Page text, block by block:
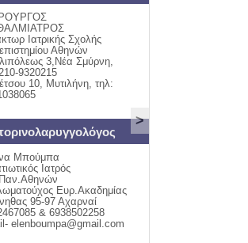
>
ΤΡΑΥΜΑΤΟΛΟΓΟΣ
ΚΑΒΕΤΣΟΥ 32
ΤΗΛ:22510-55711
ΕΝΔΟΚΡΙΝΟΛΟΓΟΣ - ΔΙΑΒΗΤΟΛΟΓΟΣ
ΜΟΥΦΛΟΥΖΕΛΛΗΣ
Διαβήτης 1,2&Κυήσεως
Οστεοπόρωση Διαταραχές
Έμμηνου Ρύσεως
ΚΑΒΕΤΣΟΥ 32 ΜΥΤΙΛΗΝΗ &